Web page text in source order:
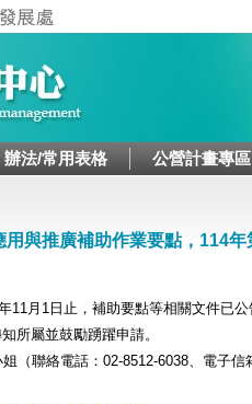
辦法/常用表格 公營計畫專區
與推廣補助作業要點，114
11月1日止，補助要點等相關文件已
所屬並鼓勵踴躍申請。
（聯絡電話：02-8512-6038、電子信